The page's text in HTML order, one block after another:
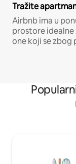
Tražite
Airbnb ima u
prostore idealne
one koji se zbog